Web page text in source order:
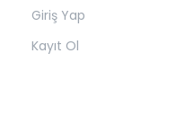
Giriş Yap
Kayıt Ol